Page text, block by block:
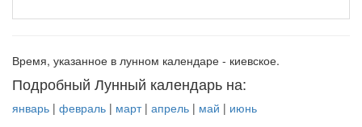
Время, указанное в лунном календаре - киевское.
Подробный Лунный календарь на:
январь | февраль | март| апрель | май | июнь